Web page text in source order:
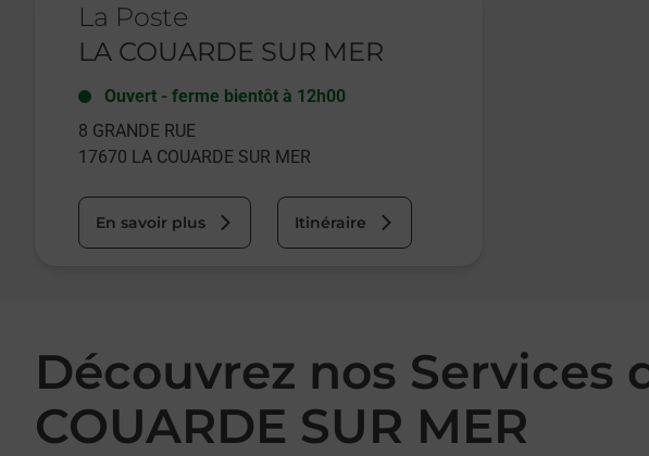
La Poste
LA COUARDE SUR MER
Ouvert - ferme bientôt à 12h00
8 GRANDE RUE
17670 LA COUARDE SUR MER
En savoir plus Itinéraire
Découvrez nos
COUARDE SUR MER